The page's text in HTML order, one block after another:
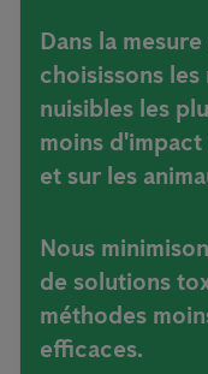
Dans la
choisissons
nuisibles les
moins
et sur les
Nous
de solutions
méthodes
efficaces.